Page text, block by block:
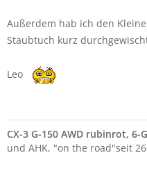
Außerdem hab ich den
Staubtuch kurz
Leo
CX-3 G-150 AWD rubinrot, 6-
und AHK, "on the road"seit